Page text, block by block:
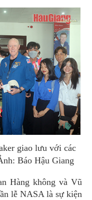
giao lưu với các
Báo Hậu Giang
Hàng không và Vũ
lễ NASA là sự kiện